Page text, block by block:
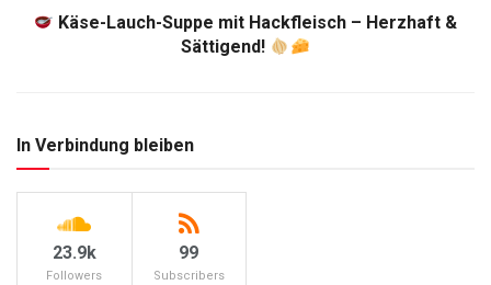
Käse-Lauch-Suppe mit Hackfleisch – Herzhaft &
Sättigend!
In Verbindung bleiben
23.9k
Followers
99
Subscribers